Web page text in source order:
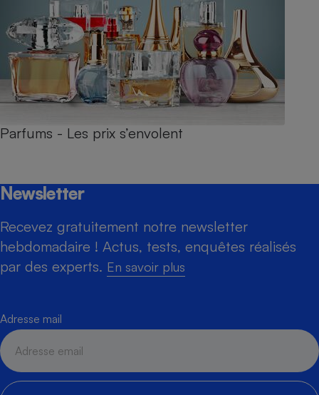
Parfums - Les prix s’envolent
Newsletter
Recevez gratuitement notre newsletter
hebdomadaire ! Actus, tests, enquêtes réalisés
par des experts. En savoir plus
Adresse mail